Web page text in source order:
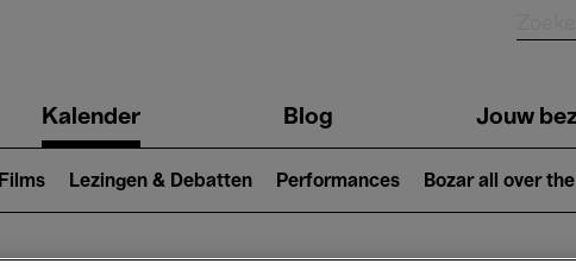
Kalender Blog Jouw
Films Lezingen & Debatten Performances Bozar all over